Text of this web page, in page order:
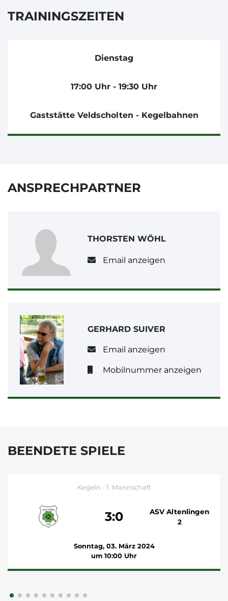
TRAININGSZEITEN
Dienstag
17:00 Uhr - 19:30 Uhr
Gaststätte Veldscholten - Kegelbahnen
ANSPRECHPARTNER
THORSTEN WÖHL
Email anzeigen
GERHARD SUIVER
Email anzeigen
Mobilnummer anzeigen
BEENDETE SPIELE
Kegeln - 1. Mannschaft
3:0
ASV Altenlingen
2
Sonntag, 03. März 2024
um 10:00 Uhr